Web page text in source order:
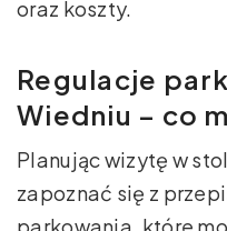
oraz koszty.
Regulacje
Wiedniu – co
Planując wizytę w
zapoznać się z